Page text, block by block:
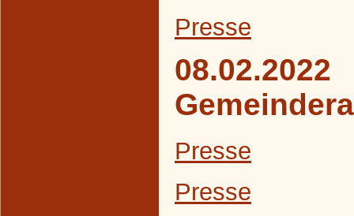
Presse
08.02.2022
Presse
Presse